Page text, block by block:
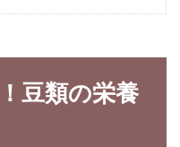
ら大丈夫！？
質制限という言葉。聞いたこ
豆類の栄養